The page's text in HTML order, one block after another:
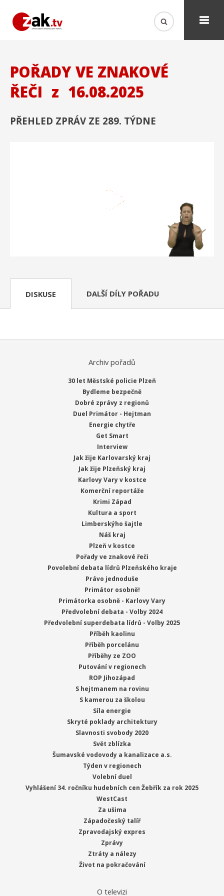
POŘADY VE ZNAKOVÉ
ŘEČI z 16.08.2025
PŘEHLED ZPRÁV ZE 289. TÝDNE
DISKUSE DALŠÍ DÍLY POŘADU
Archiv pořadů
30 let Městské policie Plzeň
Bydleme bezpečně
Dobré zprávy z regionů
Duel Primátor - Hejtman
Energie chytře
Get Smart
Interview
Jak žije Karlovarský kraj
Jak žije Plzeňský kraj
Karlovy Vary v kostce
Komerční reportáže
Krimi Západ
Kultura a sport
Limberskýho šajtle
Náš kraj
Plzeň v kostce
Pořady ve znakové řeči
Povolební debata lídrů Plzeňského kraje
Právo jednoduše
Primátor osobně!
Primátorka osobně - Karlovy Vary
Předvolební debata - Volby 2024
Předvolební superdebata lídrů - Volby 2025
Příběh kaolinu
Příběh porcelánu
Příběhy ze ZOO
Putování v regionech
ROP Jihozápad
S hejtmanem na rovinu
S kamerou za školou
Síla energie
Skryté poklady architektury
Slavnosti svobody 2020
Svět zblízka
Šumavské vodovody a kanalizace a.s.
Týden v regionech
Volební duel
Vyhlášení 34. ročníku hudebních cen Žebřík za rok 2025
WestCast
Za ušima
Západočeský talíř
Zpravodajský expres
Zprávy
Ztráty a nálezy
Život na pokračování
O televizi